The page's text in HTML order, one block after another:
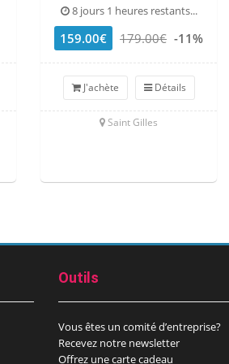
8 jours 1 heures restants...
159.00€ 179.00€ -11%
J'achète Détails
Saint Gilles
Outils
Vous êtes un comité d’entreprise?
Recevez notre newsletter
Offrez une carte cadeau